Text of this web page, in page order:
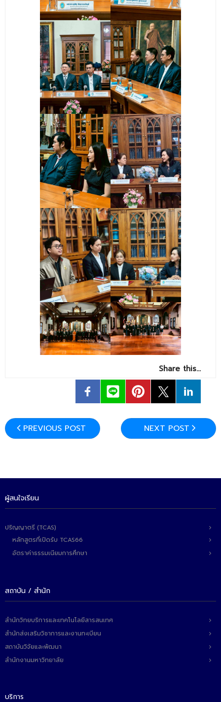
Share this…
PREVIOUS POST NEXT POST
ผู้สนใจเรียน
ปริญญาตรี (TCAS)
หลักสูตรที่เปิดรับ TCAS66
อัตราค่าธรรมเนียมการศึกษา
สถาบัน / สำนัก
สำนักวิทยบริการและเทคโนโลยีสารสนเทศ
สำนักส่งเสริมวิชาการและงานทะเบียน
สถาบันวิจัยและพัฒนา
สำนักงานมหาวิทยาลัย
บริการ